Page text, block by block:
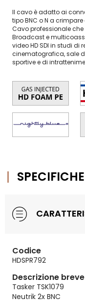
Il cavo è adatto ai
tipo BNC o N a
Cavo professionale
Broadcast e
video HD SDI in studi
cinematografica, sale
sportive e di
SPECIFICHE
Codice
HDSPR792
Descrizione breve
Tasker TSK1079
Neutrik 2x BNC